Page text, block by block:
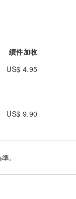
續件加收
US$ 4.95
US$ 9.90
。